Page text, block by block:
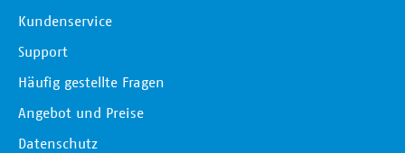
Kundenservice
Support
Häufig gestellte Fragen
Angebot und Preise
Datenschutz